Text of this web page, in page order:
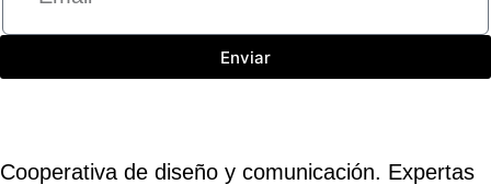
Enviar
Cooperativa de diseño y comunicación. Expertas